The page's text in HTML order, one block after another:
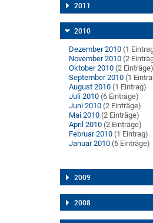
2011
2010
Dezember 2010 (1
November 2010 (2
Oktober 2010 (2 Einträge)
September 2010 (1
August 2010 (1 Eintrag)
Juli 2010 (6 Einträge)
Juni 2010 (2 Einträge)
Mai 2010 (2 Einträge)
April 2010 (2 Einträge)
Februar 2010 (1 Eintrag)
Januar 2010 (6 Einträge)
2009
2008